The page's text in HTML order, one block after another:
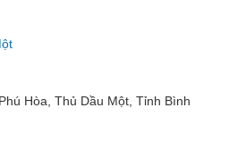
Hòa, Thủ Dầu Một, Tỉnh Bình